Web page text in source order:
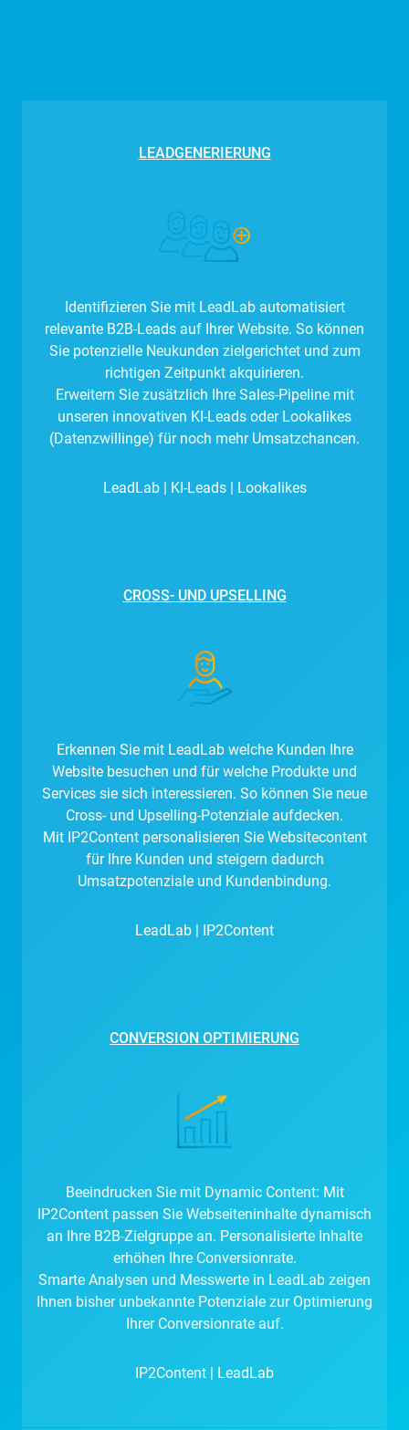
LEADGENERIERUNG
Identifizieren Sie mit LeadLab automatisiert
relevante B2B-Leads auf Ihrer Website. So können
Sie potenzielle Neukunden zielgerichtet und zum
richtigen Zeitpunkt akquirieren.
Erweitern Sie zusätzlich Ihre Sales-Pipeline mit
unseren innovativen KI-Leads oder Lookalikes
(Datenzwillinge) für noch mehr Umsatzchancen.
LeadLab | KI-Leads | Lookalikes
CROSS- UND UPSELLING
Erkennen Sie mit LeadLab welche Kunden Ihre
Website besuchen und für welche Produkte und
Services sie sich interessieren. So können Sie neue
Cross- und Upselling-Potenziale aufdecken.
Mit IP2Content personalisieren Sie Websitecontent
für Ihre Kunden und steigern dadurch
Umsatzpotenziale und Kundenbindung.
LeadLab | IP2Content
CONVERSION OPTIMIERUNG
Beeindrucken Sie mit Dynamic Content: Mit
IP2Content passen Sie Webseiteninhalte dynamisch
an Ihre B2B-Zielgruppe an. Personalisierte Inhalte
erhöhen Ihre Conversionrate.
Smarte Analysen und Messwerte in LeadLab zeigen
Ihnen bisher unbekannte Potenziale zur Optimierung
Ihrer Conversionrate auf.
IP2Content | LeadLab